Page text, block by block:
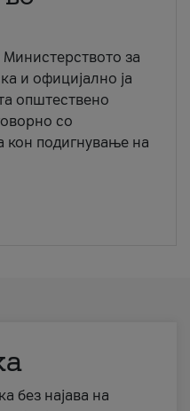
за
и официјално ја
општествено
со
кон подигнување на
без најава на